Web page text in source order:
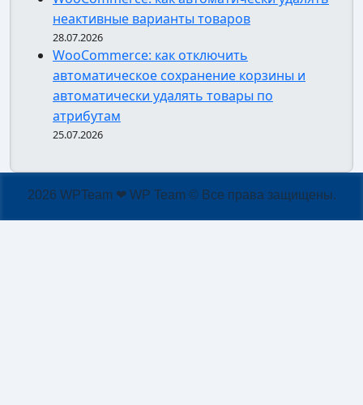
неактивные варианты товаров
28.07.2026
WooCommerce: как отключить
автоматическое сохранение корзины и
автоматически удалять товары по
атрибутам
25.07.2026
2026 WPTeam ❤ WP Team © Все права защищены.